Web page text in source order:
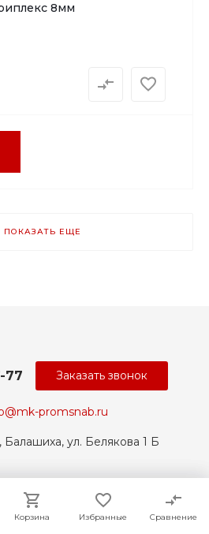
Корзина Избранные Сравнение
Корзина Избранные Сравнение
8мм
ПОКАЗАТЬ ЕЩЕ
promsnab.ru
77
Балашиха, ул. Белякова 1 Б
Заказать звонок
Все права защищены